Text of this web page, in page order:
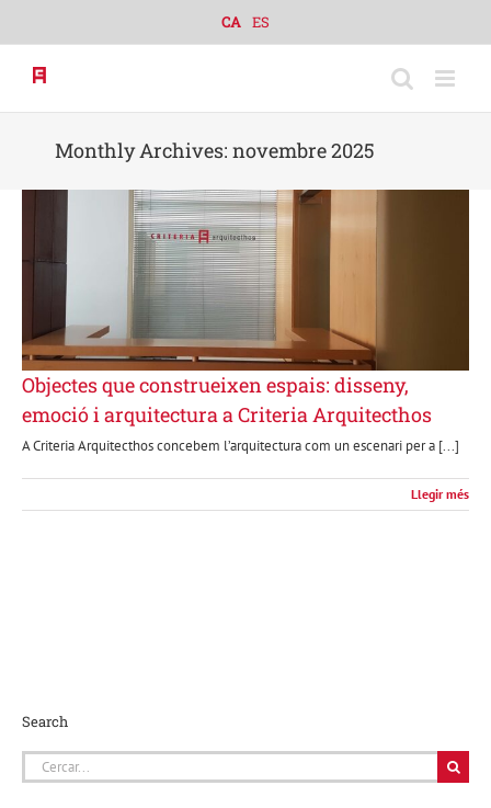
content
CA ES
Monthly Archives: novembre 2025
Objectes que construeixen espais: disseny,
emoció i arquitectura a Criteria Arquitecthos
A Criteria Arquitecthos concebem l’arquitectura com un escenari per a [...]
Llegir més
Search
Cerca
…